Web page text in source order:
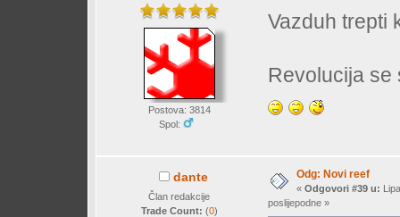
Postova: 3814
Spol:
Vazduh trepti
Revolucija se
dante
Član redakcije
Trade Count: (0)
Odg: Novi reef
« Odgovori #39 u:
poslijepodne »